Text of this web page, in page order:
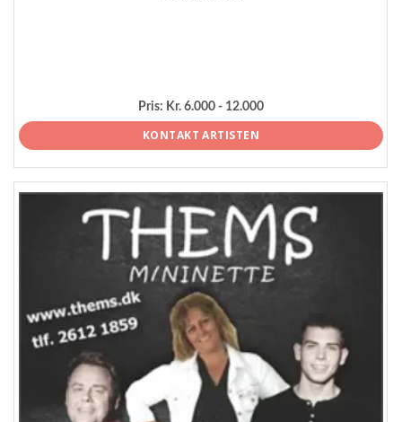
Pris: Kr. 6.000 - 12.000
KONTAKT ARTISTEN